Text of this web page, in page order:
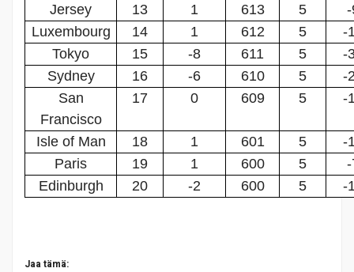
Jersey 13 1 613 5
-
Luxembourg
14 1 612 5
-
Tokyo
15 -8 611 5
-
Sydney
16 -6 610 5
-
San
Francisco
17 0 609 5 -
Isle of Man 18 1 601 5
-
Paris
19 1 600 5
-
Edinburgh
20 -2 600 5 -
Jaa tämä: